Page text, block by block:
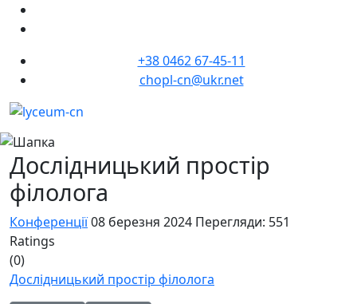
+38 0462 67-45-11
chopl-cn@ukr.net
Дослідницький простір
філолога
Конференції08 березня 2024 Перегляди: 551
Ratings
(0)
Дослідницький простір філолога